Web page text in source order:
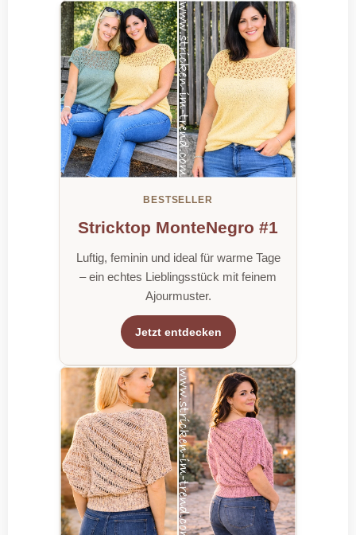
BESTSELLER
Stricktop MonteNegro #1
Luftig, feminin und ideal für warme Tage
– ein echtes Lieblingsstück mit feinem
Ajourmuster.
Jetzt entdecken